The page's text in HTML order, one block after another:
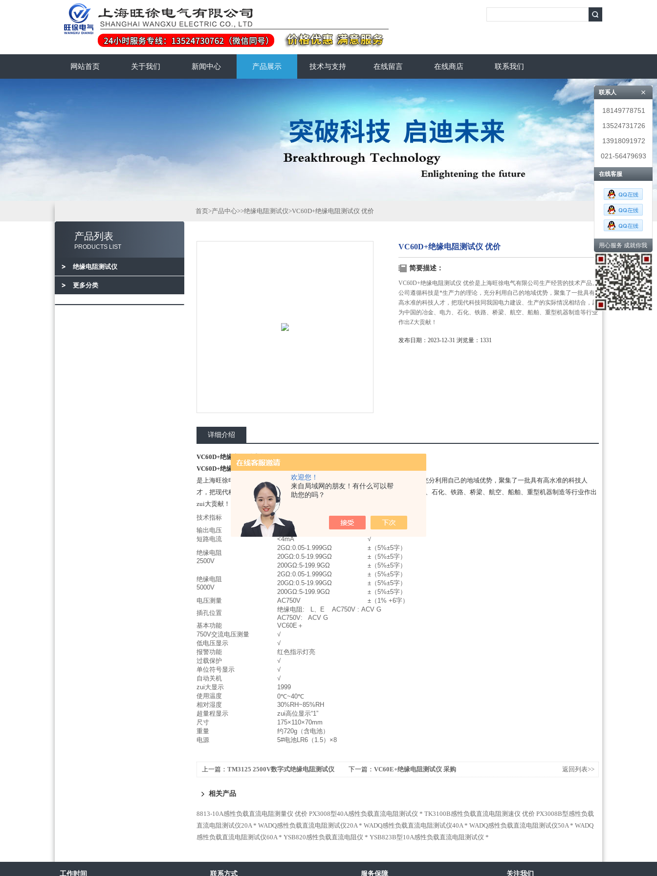
欢迎您！
来自局域网的朋友！有什么可以帮
助您的吗？
网站首页 关于我们 新闻中心 产品展示 技术与支持 在线留言 在线商店 联系我们
产品列表
PRODUCTS LIST
绝缘电阻测试仪
更多分类
首页>产品中心>>绝缘电阻测试仪>VC60D+绝缘电阻测试仪 优价
VC60D+绝缘电阻测试仪 优价
简要描述：
VC60D+绝缘电阻测试仪 优价是上海旺徐电气有限公司生产经营的技术产品。
公司遵循科技是*生产力的理论，充分利用自己的地域优势，聚集了一批具有
高水准的科技人才，把现代科技同我国电力建设、生产的实际情况相结合，愿
为中国的冶金、电力、石化、铁路、桥梁、航空、船舶、重型机器制造等行业
作出Z大贡献！
发布日期：2023-12-31 浏览量：1331
详细介绍
VC60D+绝缘电阻测试仪 优价
VC60D+绝缘电阻测试仪 优价
是上海旺徐电气有限公司生产经营的技术产品。公司遵循科技是*生产力的理论，充分利用自己的地域优势，聚集了一批具有高水准的科技人
才，把现代科技同我国电力建设、生产的实际情况相结合，愿为中国的冶金、电力、石化、铁路、桥梁、航空、船舶、重型机器制造等行业作出
zui大贡献！
技术指标
量程
基本精度
VC60E+
输出电压
2500V/5000V
±10%
短路电流
<4mA
√
绝缘电阻
2500V
2GΩ:0.05-1.999GΩ
±（5%±5字）
20GΩ:0.5-19.99GΩ
±（5%±5字）
200GΩ:5-199.9GΩ
±（5%±5字）
绝缘电阻
5000V
2GΩ:0.05-1.999GΩ
±（5%±5字）
20GΩ:0.5-19.99GΩ
±（5%±5字）
200GΩ:5-199.9GΩ
±（5%±5字）
电压测量
AC750V
±（1% +6字）
插孔位置
绝缘电阻: L、E AC750V : ACV G
AC750V: ACV G
基本功能
VC60E＋
750V交流电压测量
√
低电压显示
√
报警功能
红色指示灯亮
过载保护
√
单位符号显示
√
自动关机
√
zui大显示
1999
使用温度
0℃~40℃
相对湿度
30%RH~85%RH
超量程显示
zui高位显示“1”
尺寸
175×110×70mm
重量
约720g（含电池）
电源
5#电池LR6（1.5）×8
上一篇： TM3125 2500V数字式绝缘电阻测试仪
下一篇： VC60E+绝缘电阻测试仪 采购 返回列表>>
相关产品
8813-10A感性负载直流电阻测量仪 优价 PX3008型40A感性负载直流电阻测试仪 * TK3100B感性负载直流电阻测速仪 优价 PX3008B型感性负载
直流电阻测试仪20A * WADQ感性负载直流电阻测试仪20A * WADQ感性负载直流电阻测试仪40A * WADQ感性负载直流电阻测试仪50A * WADQ
感性负载直流电阻测试仪60A * YSB820感性负载直流电阻仪 * YSB823B型10A感性负载直流电阻测试仪 *
工作时间 联系方式 服务保障 关注我们
联系人
18149778751
13524731726
13918091972
021-56479693
在线客服
用心服务 成就你我